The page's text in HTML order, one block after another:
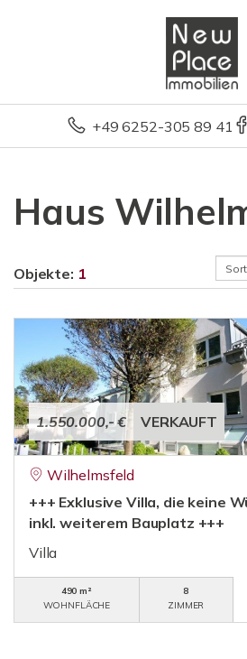
+49 6252-305 89 41
Haus
Objekte: 1
1.550.000,- € VERKAUFT
Wilhelmsfeld
+++ Exklusive Villa, die keine
inkl. weiterem Bauplatz +++
Villa
490 m²
WOHNFLÄCHE
8
ZIMMER